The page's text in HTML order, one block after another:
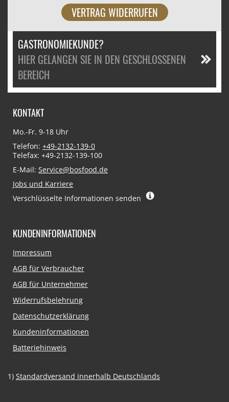
VERTRAG WIDERRUFEN
GASTRONOMIEKUNDE?
HIER GELANGEN SIE IN DEN GESCHLOSSENEN
BEREICH
KONTAKT
Mo.-Fr. 9-18 Uhr
Telefon: +49-2132-139-0
Telefax: +49-2132-139-100
E-Mail: Service@bosfood.de
Jobs und Karriere
Verschlüsselte Informationen senden
KUNDENINFORMATIONEN
Navigation
Impressum
AGB für Verbraucher
AGB für Unternehmer
Widerrufsbelehrung
Datenschutzerklärung
Kundeninformationen
Batteriehinweis
1) Standardversand innerhalb Deutschlands